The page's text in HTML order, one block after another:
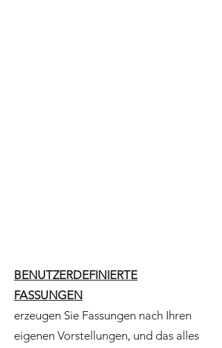
BENUTZERDEFINIERTE
FASSUNGEN
erzeugen Sie Fassungen nach Ihren
eigenen Vorstellungen, und das alles